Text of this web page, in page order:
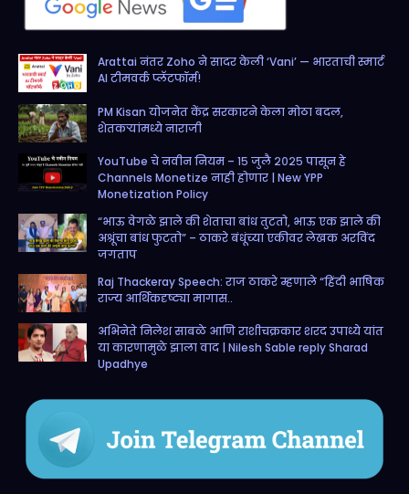
b
o
k
a
a
m
t
r
u
e
Arattai नंतर Zoho ने सादर केली ‘Vani’ — भारताची स्मार्ट
AI टीमवर्क प्लॅटफॉर्म!
PM Kisan योजनेत केंद्र सरकारने केला मोठा बदल,
शेतकऱ्यांमध्ये नाराजी
YouTube चे नवीन नियम – १५ जुलै २०२५ पासून हे
Channels Monetize नाही होणार | New YPP
Monetization Policy
“भाऊ वेगळे झाले की शेताचा बांध तुटतो, भाऊ एक झाले की
अश्रूंचा बांध फुटतो” – ठाकरे बंधूंच्या एकीवर लेखक अरविंद
जगताप
Raj Thackeray Speech: राज ठाकरे म्हणाले “हिंदी भाषिक
राज्य आर्थिकदृष्ट्या मागास..
अभिनेते निलेश साबळे आणि राशीचक्रकार शरद उपाध्ये यांत
या कारणामुळे झाला वाद | Nilesh Sable reply Sharad
Upadhye